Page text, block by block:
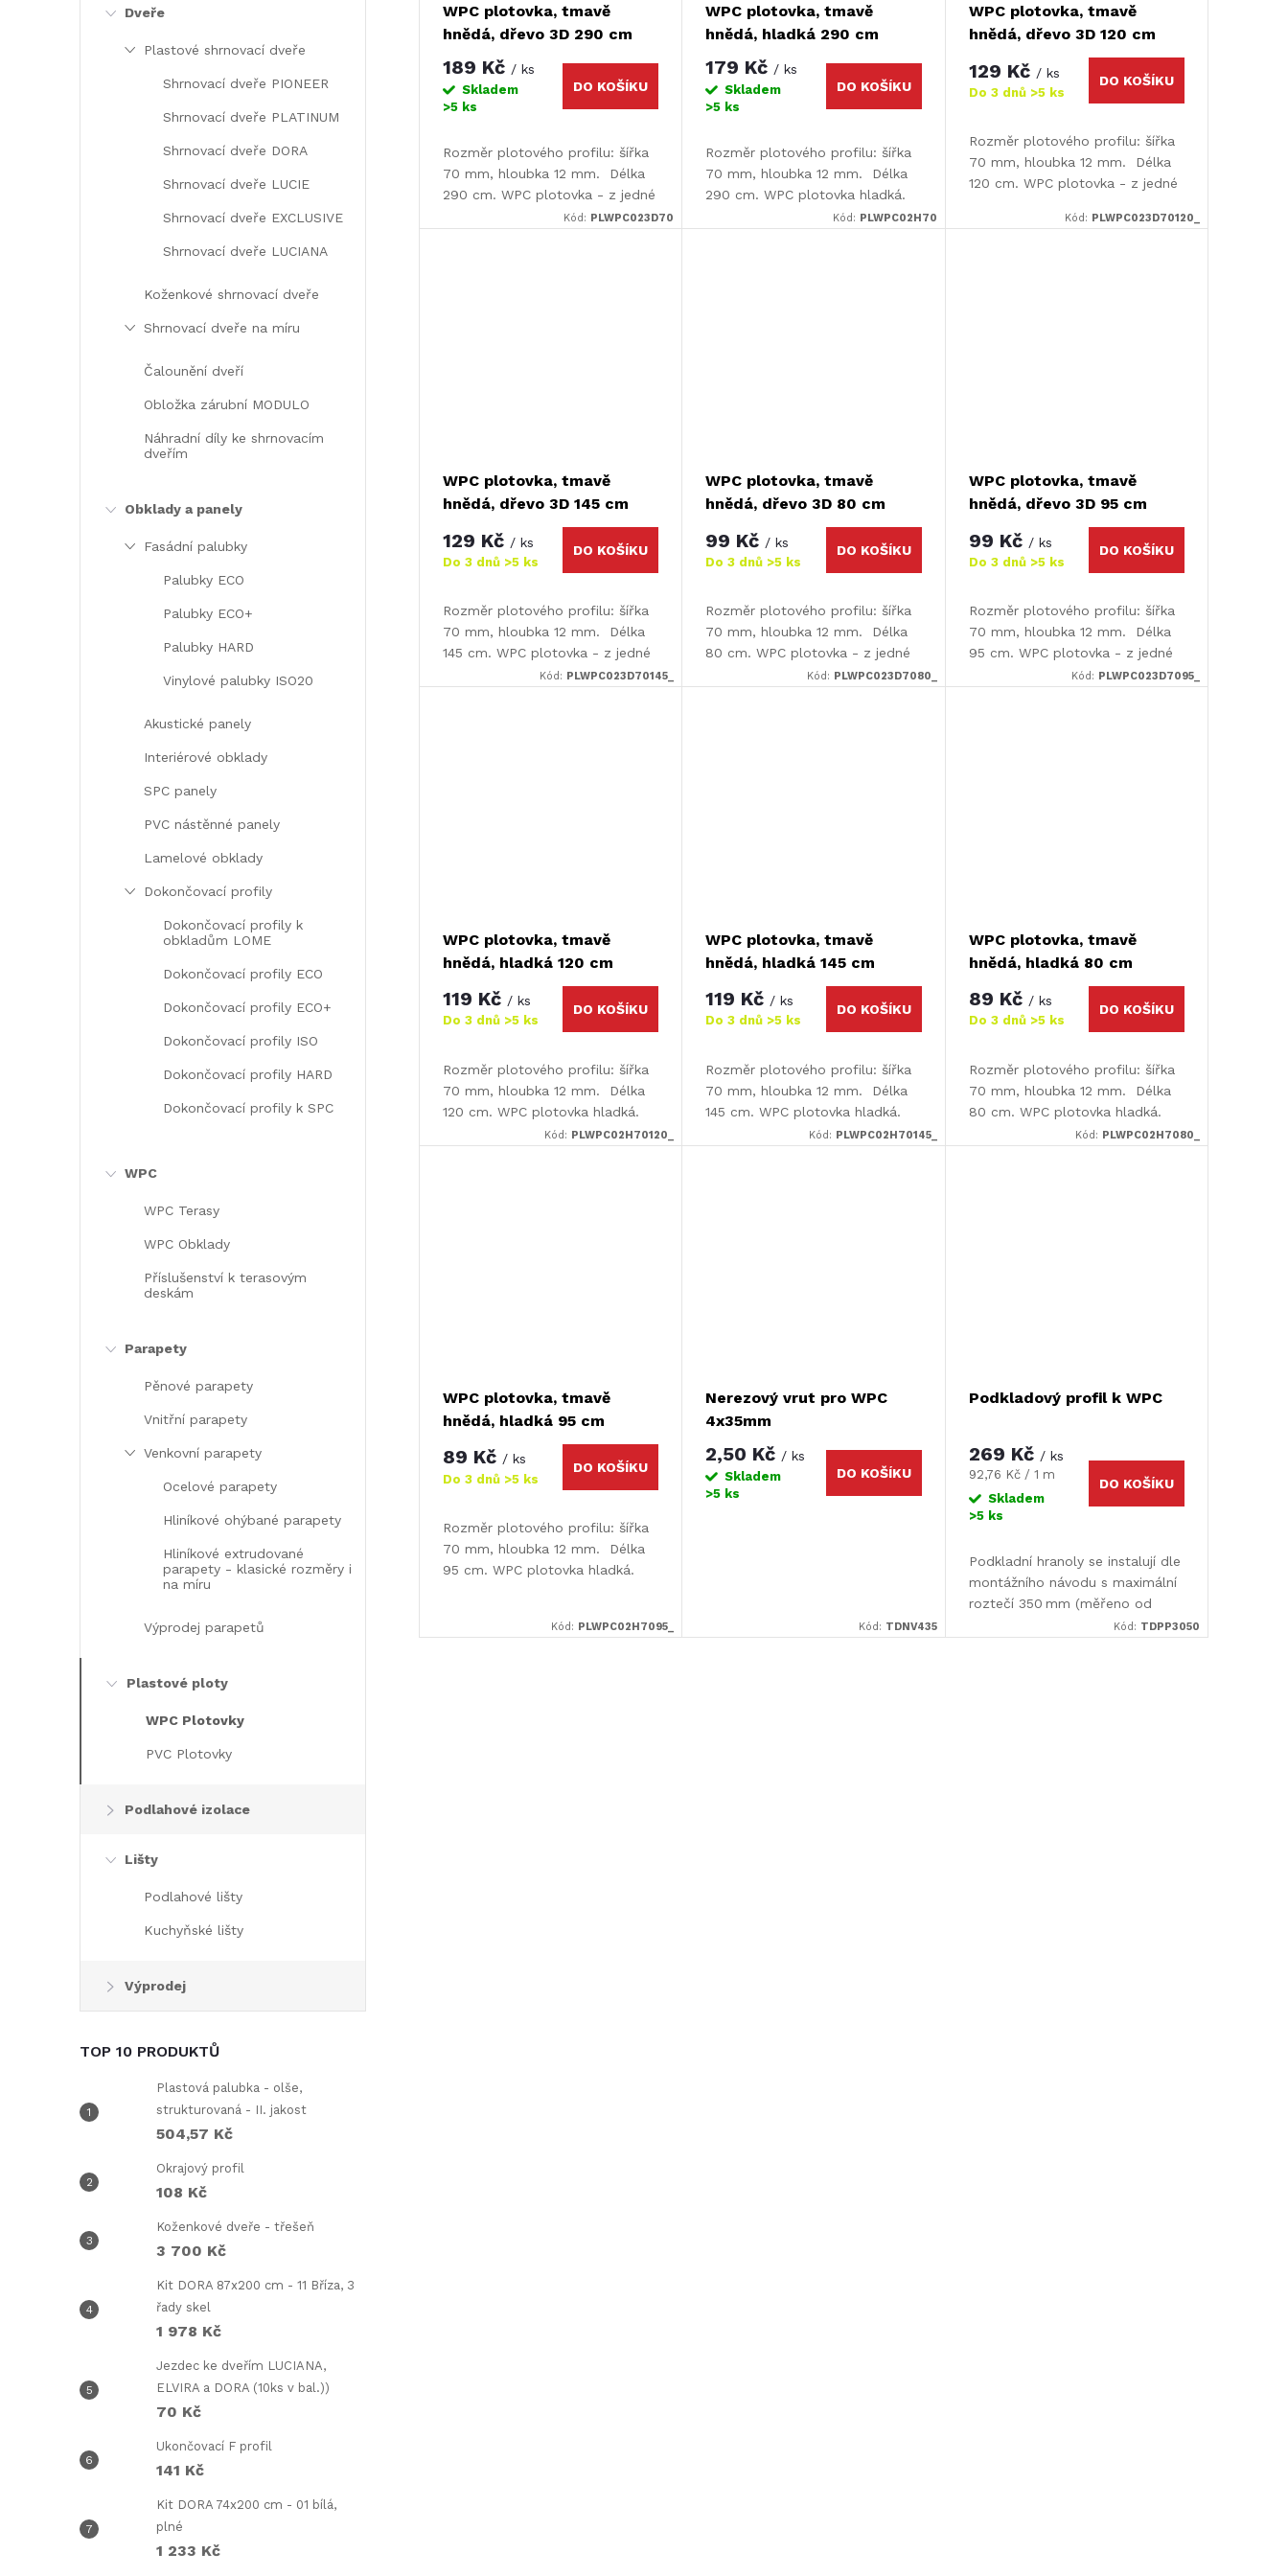
Dveře
Plastové shrnovací dveře
Shrnovací dveře PIONEER
Shrnovací dveře PLATINUM
Shrnovací dveře DORA
Shrnovací dveře LUCIE
Shrnovací dveře EXCLUSIVE
Shrnovací dveře LUCIANA
Koženkové shrnovací dveře
Shrnovací dveře na míru
Čalounění dveří
Obložka zárubní MODULO
Náhradní díly ke shrnovacím
dveřím
Obklady a panely
Fasádní palubky
Palubky ECO
Palubky ECO+
Palubky HARD
Vinylové palubky ISO20
Akustické panely
Interiérové obklady
SPC panely
PVC nástěnné panely
Lamelové obklady
Dokončovací profily
Dokončovací profily k
obkladům LOME
Dokončovací profily ECO
Dokončovací profily ECO+
Dokončovací profily ISO
Dokončovací profily HARD
Dokončovací profily k SPC
WPC
WPC Terasy
WPC Obklady
Příslušenství k terasovým
deskám
Parapety
Pěnové parapety
Vnitřní parapety
Venkovní parapety
Ocelové parapety
Hliníkové ohýbané parapety
Hliníkové extrudované
parapety - klasické rozměry i
na míru
Výprodej parapetů
Plastové ploty
WPC Plotovky
PVC Plotovky
Podlahové izolace
Lišty
Podlahové lišty
Kuchyňské lišty
Výprodej
TOP 10 PRODUKTŮ
Plastová palubka - olše,
strukturovaná - II. jakost
504,57 Kč
Okrajový profil
108 Kč
Koženkové dveře - třešeň
3 700 Kč
Kit DORA 87x200 cm - 11 Bříza, 3
řady skel
1 978 Kč
Jezdec ke dveřím LUCIANA,
ELVIRA a DORA (10ks v bal.))
70 Kč
Ukončovací F profil
141 Kč
Kit DORA 74x200 cm - 01 bílá,
plné
1 233 Kč
t
WPC plotovka, tmavě
hnědá, dřevo 3D 290 cm
189 Kč / ks
Skladem
>5 ks
DO KOŠÍKU
Rozměr plotového profilu: šířka
70 mm, hloubka 12 mm. Délka
290 cm. WPC plotovka - z jedné
strany hladká / z druhé 3D efekt
Kód: PLWPC023D70
WPC plotovka, tmavě
hnědá, hladká 290 cm
179 Kč / ks
Skladem
>5 ks
DO KOŠÍKU
Rozměr plotového profilu: šířka
70 mm, hloubka 12 mm. Délka
290 cm. WPC plotovka hladká.
Kód: PLWPC02H70
WPC plotovka, tmavě
hnědá, dřevo 3D 120 cm
129 Kč / ks
Do 3 dnů >5 ks
DO KOŠÍKU
Rozměr plotového profilu: šířka
70 mm, hloubka 12 mm. Délka
120 cm. WPC plotovka - z jedné
Kód: PLWPC023D70120_
WPC plotovka, tmavě
hnědá, dřevo 3D 145 cm
129 Kč / ks
Do 3 dnů >5 ks
DO KOŠÍKU
Rozměr plotového profilu: šířka
70 mm, hloubka 12 mm. Délka
145 cm. WPC plotovka - z jedné
strany hladká / z druhé 3D efekt
Kód: PLWPC023D70145_
WPC plotovka, tmavě
hnědá, dřevo 3D 80 cm
99 Kč / ks
Do 3 dnů >5 ks
DO KOŠÍKU
Rozměr plotového profilu: šířka
70 mm, hloubka 12 mm. Délka
80 cm. WPC plotovka - z jedné
strany hladká / z druhé 3D efekt
Kód: PLWPC023D7080_
WPC plotovka, tmavě
hnědá, dřevo 3D 95 cm
99 Kč / ks
Do 3 dnů >5 ks
DO KOŠÍKU
Rozměr plotového profilu: šířka
70 mm, hloubka 12 mm. Délka
95 cm. WPC plotovka - z jedné
strany hladká / z druhé 3D efekt
Kód: PLWPC023D7095_
WPC plotovka, tmavě
hnědá, hladká 120 cm
119 Kč / ks
Do 3 dnů >5 ks
DO KOŠÍKU
Rozměr plotového profilu: šířka
70 mm, hloubka 12 mm. Délka
120 cm. WPC plotovka hladká.
Kód: PLWPC02H70120_
WPC plotovka, tmavě
hnědá, hladká 145 cm
119 Kč / ks
Do 3 dnů >5 ks
DO KOŠÍKU
Rozměr plotového profilu: šířka
70 mm, hloubka 12 mm. Délka
145 cm. WPC plotovka hladká.
Kód: PLWPC02H70145_
WPC plotovka, tmavě
hnědá, hladká 80 cm
89 Kč / ks
Do 3 dnů >5 ks
DO KOŠÍKU
Rozměr plotového profilu: šířka
70 mm, hloubka 12 mm. Délka
80 cm. WPC plotovka hladká.
Kód: PLWPC02H7080_
WPC plotovka, tmavě
hnědá, hladká 95 cm
89 Kč / ks
Do 3 dnů >5 ks
DO KOŠÍKU
Rozměr plotového profilu: šířka
70 mm, hloubka 12 mm. Délka
95 cm. WPC plotovka hladká.
Kód: PLWPC02H7095_
Nerezový vrut pro WPC
4x35mm
2,50 Kč / ks
Skladem
>5 ks
DO KOŠÍKU
Kód: TDNV435
Podkladový profil k WPC
269 Kč / ks
Měrná
cena:
92,76 Kč / 1 m
Skladem
>5 ks
DO KOŠÍKU
Podkladní hranoly se instalují dle
montážního návodu s maximální
roztečí 350 mm (měřeno od
středu ke středu). Jsou vyrobeny
Kód: TDPP3050